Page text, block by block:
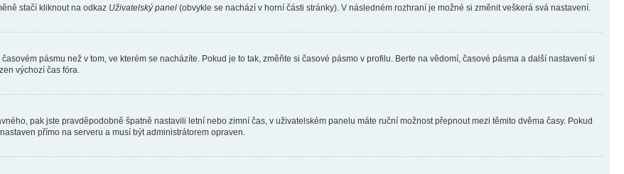
stačí kliknout na odkaz Uživatelský panel (obvykle se nachází v horní části stránky). V následném rozhraní je možné si změnit veškerá svá nastavení.
pásmu než v tom, ve kterém se nacházíte. Pokud je to tak, změňte si časové pásmo v profilu. Berte na vědomí, časové pásma a další nastavení si
výchozí čas fóra.
pak jste pravděpodobně špatně nastavili letní nebo zimní čas, v uživatelském panelu máte ruční možnost přepnout mezi těmito dvěma časy. Pokud
přímo na serveru a musí být administrátorem opraven.